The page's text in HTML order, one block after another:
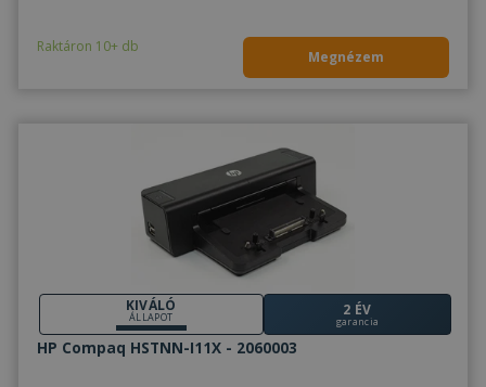
Raktáron 10+ db
Megnézem
KIVÁLÓ
ÁLLAPOT 2 ÉV
garancia
HP Compaq HSTNN-I11X - 2060003